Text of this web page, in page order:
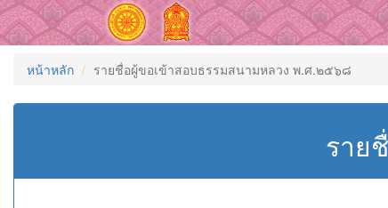
หน้าหลัก รายชื่อผู้ขอเข้าสอบธรรมสนามหลวง พ.ศ.๒๕๖๘
ราย